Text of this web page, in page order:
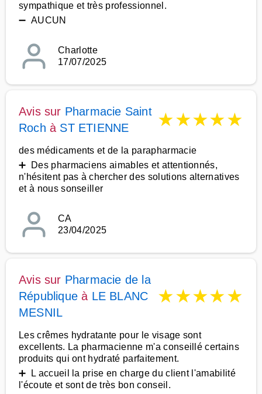
sympathique et très professionnel.
➖ AUCUN
Charlotte
17/07/2025
Avis sur Pharmacie Saint
Roch à ST ETIENNE ★★★★★
des médicaments et de la parapharmacie
➕ Des pharmaciens aimables et attentionnés,
n'hésitent pas à chercher des solutions alternatives
et à nous sonseiller
CA
23/04/2025
Avis sur Pharmacie de la
République à LE BLANC
MESNIL
★★★★★
Les crêmes hydratante pour le visage sont
excellents. La pharmacienne m'a conseillé certains
produits qui ont hydraté parfaitement.
➕ L accueil la prise en charge du client l'amabilité
l'écoute et sont de très bon conseil.